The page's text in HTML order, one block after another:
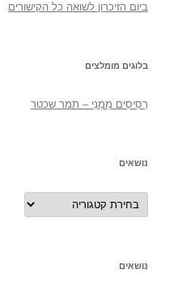
ביום הזיכרון לשואה כל הקישורים
בלוגים מומלצים
רְסִיסִים מִמֶנִי – תמר שכטר
נושאים
נושאים
נושאים